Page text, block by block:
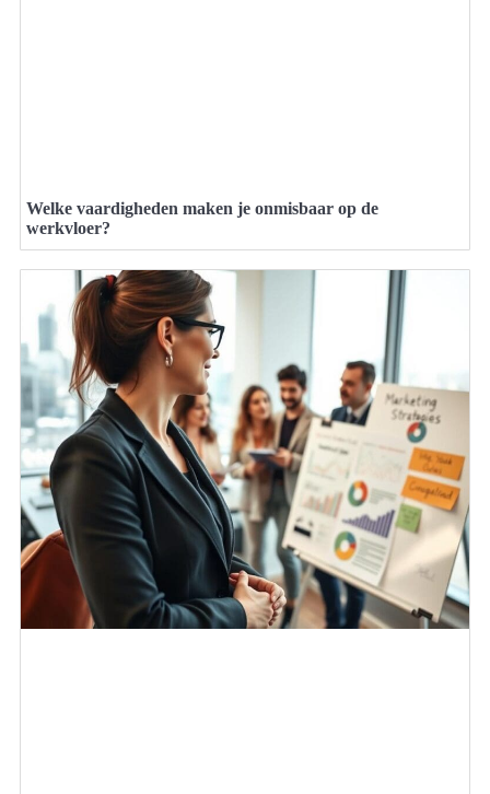
Welke vaardigheden maken je onmisbaar op de
werkvloer?